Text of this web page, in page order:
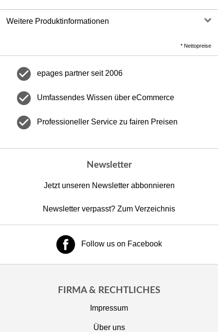
Weitere Produktinformationen
* Nettopreise
check_circle epages partner seit 2006
check_circle Umfassendes Wissen über eCommerce
check_circle Professioneller Service zu fairen Preisen
Newsletter
Jetzt unseren Newsletter abbonnieren
Newsletter verpasst? Zum Verzeichnis
Follow us on Facebook
FIRMA & RECHTLICHES
Impressum
Über uns